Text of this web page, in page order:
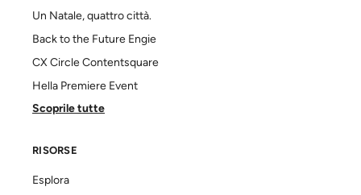
Un Natale, quattro città.
Back to the Future Engie
CX Circle Contentsquare
Hella Premiere Event
Scoprile tutte
RISORSE
Esplora